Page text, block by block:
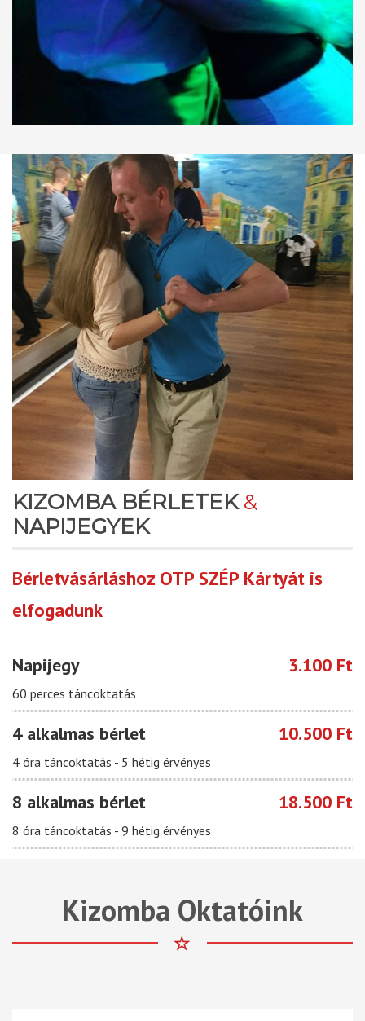
KIZOMBA BÉRLETEK&
NAPIJEGYEK
Bérletvásárláshoz OTP SZÉP Kártyát is
elfogadunk
Napijegy 3.100 Ft
60 perces táncoktatás
4 alkalmas bérlet 10.500 Ft
4 óra táncoktatás - 5 hétig érvényes
8 alkalmas bérlet 18.500 Ft
8 óra táncoktatás - 9 hétig érvényes
Kizomba Oktatóink